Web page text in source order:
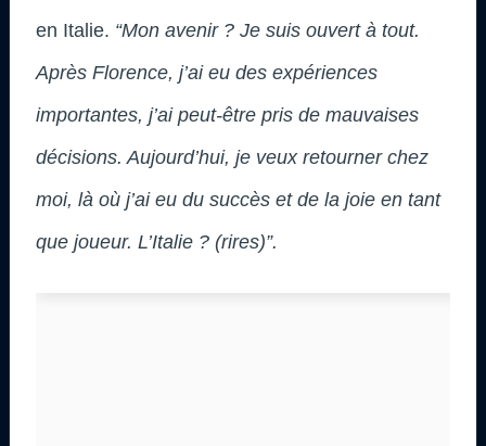
en Italie. “Mon avenir ? Je suis ouvert à tout.
Après Florence, j’ai eu des expériences
importantes, j’ai peut-être pris de mauvaises
décisions. Aujourd’hui, je veux retourner chez
moi, là où j’ai eu du succès et de la joie en tant
que joueur. L’Italie ? (rires)”.